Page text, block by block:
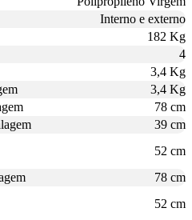
Interno e externo
182 Kg
4
3,4 Kg
3,4 Kg
78 cm
39 cm
52 cm
78 cm
52 cm